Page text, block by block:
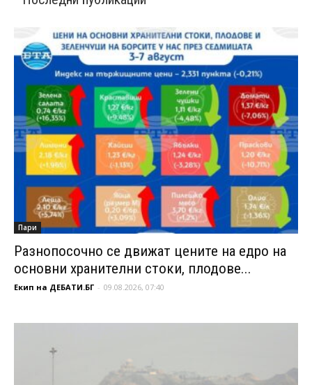
Пари
Разнопосочно се движат цените на едро на
основни хранителни стоки, плодове...
Екип на ДЕБАТИ.БГ - 09.08.2026, 07:40